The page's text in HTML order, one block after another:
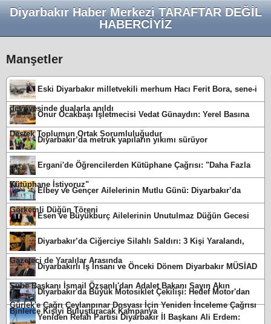
Diyarbakır Haber Merkezi TARAFTAR DEĞİL
HABERCİYİZ
Manşetler
Eski Diyarbakır milletvekili merhum Hacı Ferit Bora, sene-i
devriyesinde dualarla anıldı
Onur Ocakbaşı İşletmecisi Vedat Günaydın: Yerel Basına
Destek Toplumun Ortak Sorumluluğudur
Diyarbakır’da metruk yapıların yıkımı sürüyor
Ergani'de Öğrencilerden Kütüphane Çağrısı: "Daha Fazla
Kütüphane İstiyoruz"
Elbey ve Gençer Ailelerinin Mutlu Günü: Diyarbakır’da
Görkemli Düğün Töreni
Esen ve Büyükburç Ailelerinin Unutulmaz Düğün Gecesi
Diyarbakır’da Ciğerciye Silahlı Saldırı: 3 Kişi Yaralandı,
Gazeteci de Yaralılar Arasında
Diyarbakırlı İş İnsanı ve Önceki Dönem Diyarbakır MÜSİAD
Şube Başkanı İsmail Özşanlı'dan Adalet Bakanı Sayın Akın
Gürlek'e Çağrı Ceylanpınar Dosyası İçin Yeniden İnceleme Çağrısı
Diyarbakır'da Büyük Motosiklet Çekilişi: Hedef Motor'dan
Binlerce Kişiyi Buluşturacak Kampanya
Yeniden Refah Partisi Diyarbakır İl Başkanı Ali Erdem: